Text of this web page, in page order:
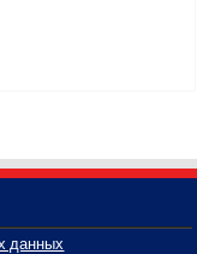
данных